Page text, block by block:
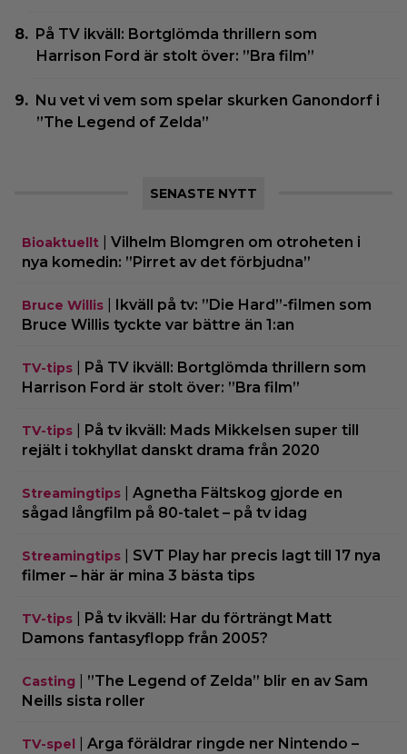
På TV ikväll: Bortglömda thrillern som
Harrison Ford är stolt över: ”Bra film”
Nu vet vi vem som spelar skurken Ganondorf i
”The Legend of Zelda”
SENASTE NYTT
Bioaktuellt
Vilhelm Blomgren om otroheten i
nya komedin: ”Pirret av det förbjudna”
Bruce Willis
Ikväll på tv: ”Die Hard”-filmen som
Bruce Willis tyckte var bättre än 1:an
TV-tips
På TV ikväll: Bortglömda thrillern som
Harrison Ford är stolt över: ”Bra film”
TV-tips
På tv ikväll: Mads Mikkelsen super till
rejält i tokhyllat danskt drama från 2020
Streamingtips
Agnetha Fältskog gjorde en
sågad långfilm på 80-talet – på tv idag
Streamingtips
SVT Play har precis lagt till 17 nya
filmer – här är mina 3 bästa tips
TV-tips
På tv ikväll: Har du förträngt Matt
Damons fantasyflopp från 2005?
Casting
”The Legend of Zelda” blir en av Sam
Neills sista roller
TV-spel
Arga föräldrar ringde ner Nintendo –